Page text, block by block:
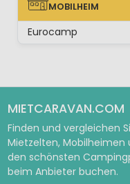
MOBILHEIM
MOBILHEIM
Eurocamp
MIETCARAVAN.COM
Finden und vergleichen
Mietzelten,
den schönsten
beim Anbieter buchen.